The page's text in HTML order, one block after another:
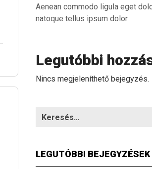
Aenean commodo ligula eget
natoque tellus ipsum dolor
Legutóbbi
Nincs megjeleníthető bejegyzés.
LEGUTÓBBI BEJEGYZÉSEK